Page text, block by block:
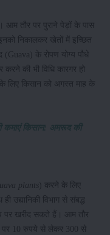
आम तौर पर पुराने पेड़ों के पास
निकालकर खेतों में इच्छित
के रोपण योग्य पौधे
की भी विधि कारगर हो
किसान को अगस्त माह के
कमाएं किसान: अमरूद की
plants ) करने के लिए
उद्यानिकी विभाग से संबद्ध
पर खरीद सकते हैं। आम तौर
पर 10 रुपये से लेकर 300 से